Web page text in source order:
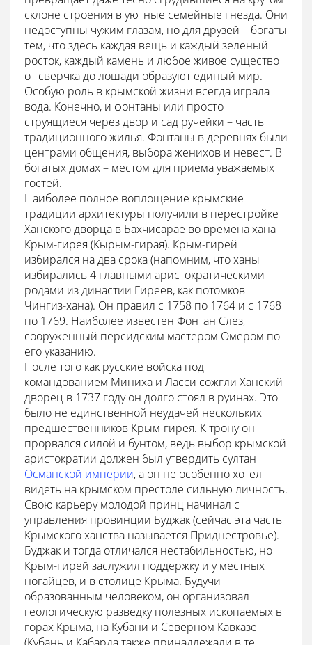
склоне строения в уютные семейные гнезда. Они
недоступны чужим глазам, но для друзей – богаты
тем, что здесь каждая вещь и каждый зеленый
росток, каждый камень и любое живое существо
от сверчка до лошади образуют единый мир.
Особую роль в крымской жизни всегда играла
вода. Конечно, и фонтаны или просто
струящиеся через двор и сад ручейки – часть
традиционного жилья. Фонтаны в деревнях были
центрами общения, выбора женихов и невест. В
богатых домах – местом для приема уважаемых
гостей.
Наиболее полное воплощение крымские
традиции архитектуры получили в перестройке
Ханского дворца в Бахчисарае во времена хана
Крым-гирея (Кырым-гирая). Крым-гирей
избирался на два срока (напомним, что ханы
избирались 4 главными аристократическими
родами из династии Гиреев, как потомков
Чингиз-хана). Он правил с 1758 по 1764 и с 1768
по 1769. Наиболее известен Фонтан Слез,
сооруженный персидским мастером Омером по
его указанию.
После того как русские войска под
командованием Миниха и Ласси сожгли Ханский
дворец в 1737 году он долго стоял в руинах. Это
было не единственной неудачей нескольких
предшественников Крым-гирея. К трону он
прорвался силой и бунтом, ведь выбор крымской
аристократии должен был утвердить султан
Османской империи, а он не особенно хотел
видеть на крымском престоле сильную личность.
Свою карьеру молодой принц начинал с
управления провинции Буджак (сейчас эта часть
Крымского ханства называется Приднестровье).
Буджак и тогда отличался нестабильностью, но
Крым-гирей заслужил поддержку и у местных
ногайцев, и в столице Крыма. Будучи
образованным человеком, он организовал
геологическую разведку полезных ископаемых в
горах Крыма, на Кубани и Северном Кавказе